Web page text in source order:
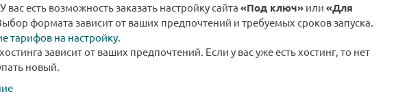
вас есть возможность заказать настройку сайта «Под ключ» или «Для
формата зависит от ваших предпочтений и требуемых сроков запуска.
тарифов на настройку.
зависит от ваших предпочтений. Если у вас уже есть хостинг, то нет
новый.